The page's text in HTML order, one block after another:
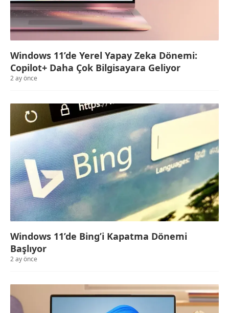
Windows 11’de Yerel Yapay Zeka Dönemi:
Copilot+ Daha Çok Bilgisayara Geliyor
2 ay önce
Windows 11’de Bing’i Kapatma Dönemi
Başlıyor
2 ay önce